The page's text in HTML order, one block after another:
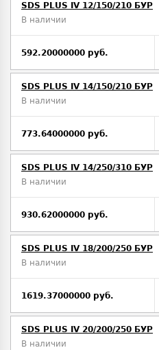
SDS PLUS IV 12/150/210 БУР
В наличии
592.20000000 руб.
SDS PLUS IV 14/150/210 БУР
В наличии
773.64000000 руб.
SDS PLUS IV 14/250/310 БУР
В наличии
930.62000000 руб.
SDS PLUS IV 18/200/250 БУР
В наличии
1619.37000000 руб.
SDS PLUS IV 20/200/250 БУР
В наличии